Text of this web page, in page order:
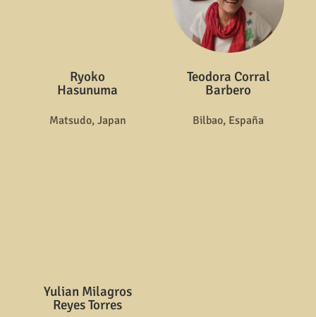
Ryoko
Hasunuma
Matsudo, Japan
Teodora Corral
Barbero
Bilbao, España
Yulian Milagros
Reyes Torres